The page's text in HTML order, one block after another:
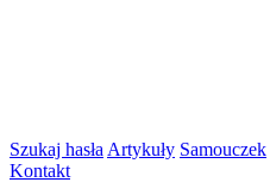
Szukaj hasła Artykuły Samouczek
Kontakt